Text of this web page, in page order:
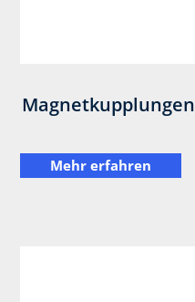
Magnetkupplungen
Mehr erfahren